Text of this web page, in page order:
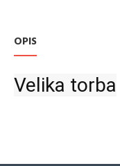
OPIS
Velika torba